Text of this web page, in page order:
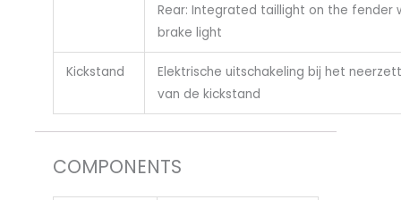
Rear: Integrated taillight on the fender
brake light
Kickstand
Elektrische uitschakeling bij het
van de kickstand
COMPONENTS